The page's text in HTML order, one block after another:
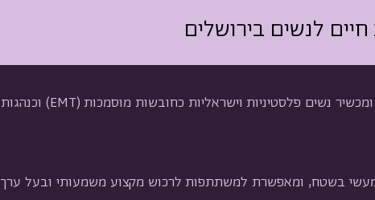
לנשים בירושלים
קורס נהגות אמבולנס מתקיים בשיתוף עם פרויקט רוזאנה ומגן דוד אדום, ומכשיר נשים פלסטיניות וישראליות כחובשות מוסמכות (EMT) וכנהגות
מעשי בשטח, ומאפשרת למשתתפות לרכוש מקצוע משמעותי ובעל ערך